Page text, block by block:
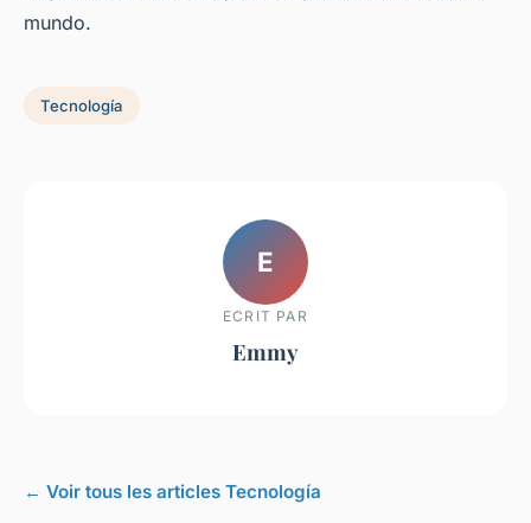
mundo.
Tecnología
E
ECRIT PAR
Emmy
← Voir tous les articles Tecnología